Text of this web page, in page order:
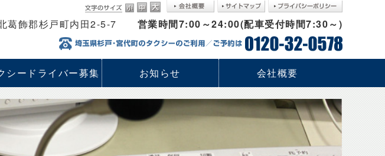
葛飾郡杉戸町内田2-5-7 営業時間7:00～24:00(配車受付時間7:30～)
シードライバー募集 お知らせ 会社概要